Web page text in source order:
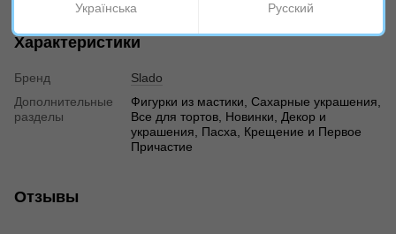
Характеристики
Бренд
Slado
Дополнительные
разделы
Фигурки из мастики, Сахарные украшения,
Все для тортов, Новинки, Декор и
украшения, Пасха, Крещение и Первое
Причастие
Отзывы
Українська Русский